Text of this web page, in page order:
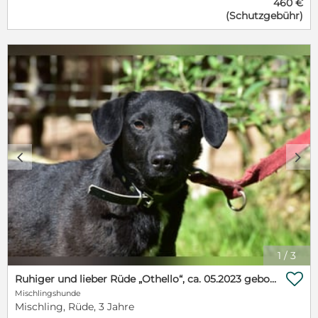
sehr nach einem festen Zuhause sehnt. Für ihn steht
der Mensch an erster Stelle. Er war noch nie
aggressiv, ist nur lieb und sehr freundlich, auch zu
ihm fremden Personen. Kommt gut mit Rüden und
Hündinnen klar. Geht sehr gut an der Leine. Und
schmusen tut er für sein Leben gerne :) Wäre auch
als Familienhund geeignet. Pfötchenretter mit Herz
e.V. ist ein gem. §11 vom Veterinäramt Bergisch
Gladbach als Tierschutzverein zertifiziert. Eine
Vermittlung erfolgt nur nach persönlicher
Vorkontrolle sowie gegen Schutzvertrag und
Schutzgebühr. Diese beträgt 460 €. Darin enthalten
sind vollständige Impfung, Mikrochip, blauer EU-
Impfpass, Wurmkur, Flohmittel sowie inkl. anteilige
Transportkosten. Kontakt: Pfötchenretter mit Herz
e.V. Bettina Vogelskamp Tel. 0176 – 21057036 D-
42799 Leichlingen email: bettina@pfoetchenretter-
mit-herz.de http://www.pfoetchenretter-mit-herz.de
Angela Kelm Tel. 0176 30535843 email:
angela@pfoetchenretter-mit-herz.de Anne Zander
Tel. 01575 5449749 email: anne@pfoetchenretter-
mit-herz.de Maren Pulwitt Tel. 0176 767 264 58
email: maren@pfoetchenretter-mit-herz.de Celina
Proft Tel.: 01515 1932531 email:
(Schutzgebühr)
1 / 3
c d
Ruhiger und lieber Rüde „Othello“, ca. 05.2023 geboren, verträglich, sehr lieb und zurückhaltend
Mischlingshunde
Mischling, Rüde, 3 Jahre
